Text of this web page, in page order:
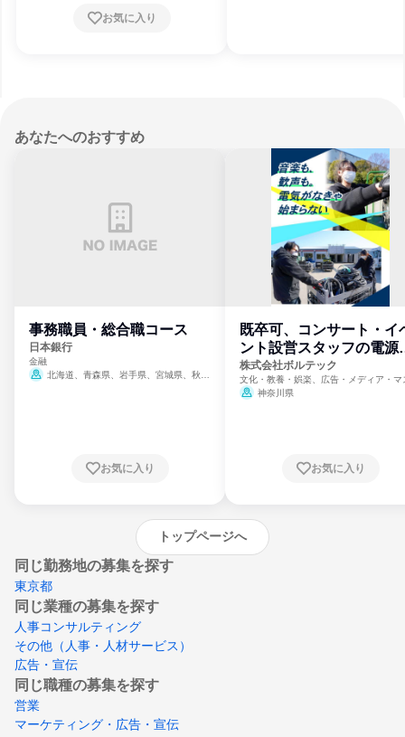
お気に入り
あなたへのおすすめ
事務職員・総合職コース
日本銀行
金融
北海道、青森県、岩手県、宮城県、秋田
崎県、熊本県、大分県、宮崎県、鹿児島県、
お気に入り
既卒可、コンサート・イ
ント設営スタッフの電源
門
株式会社ボルテック
文化・教養・娯楽、広告・メディア・マ
ミ、電力・ガス・水道・エネルギー
神奈川県
お気に入り
トップページへ
同じ勤務地の募集を探す
東京都
同じ業種の募集を探す
人事コンサルティング
その他（人事・人材サービス）
広告・宣伝
同じ職種の募集を探す
営業
マーケティング・広告・宣伝